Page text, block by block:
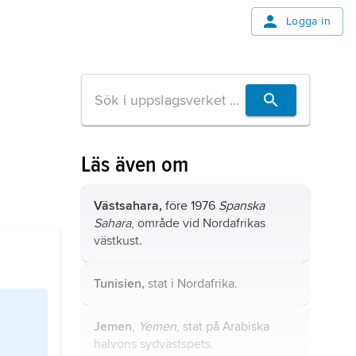
Logga in
Läs även om
Västsahara, före 1976 Spanska
Sahara, område vid Nordafrikas
västkust.
Tunisien, stat i Nordafrika.
Jemen, Yemen, stat på Arabiska
halvöns sydvästspets.